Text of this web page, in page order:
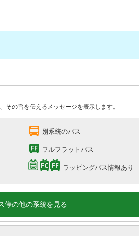
その旨を伝えるメッセージを表示します。
別系統のバス
フルフラットバス
ラッピングバス情報あり
停の他の系統を見る